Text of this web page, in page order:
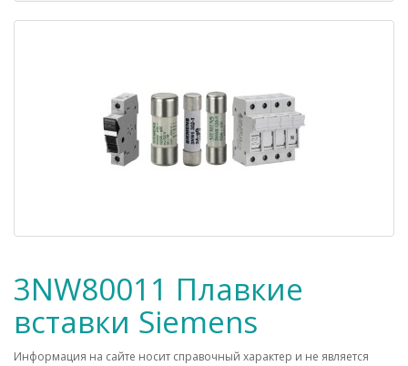
3NW80011 Плавкие
вставки Siemens
Информация на сайте носит справочный характер и не является